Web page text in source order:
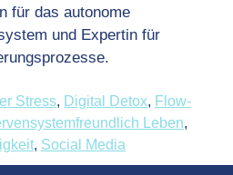
für das autonome
und Expertin für
Stress, Digital Detox, Flow-
Leben,
, Social Media